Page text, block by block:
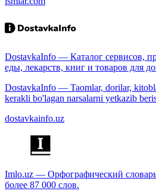
DostavkaInfo — Каталог сервисов,
еды, лекарств, книг и товаров для
DostavkaInfo — Taomlar, dorilar,
kerakli bo'lagan narsalarni yetkazib
dostavkainfo.uz
Imlo.uz — Орфографический словарь
более 87 000 слов.